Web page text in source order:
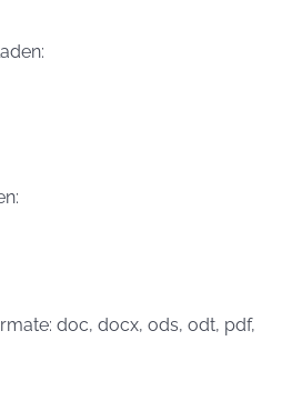
doc, docx, ods, odt, pdf,